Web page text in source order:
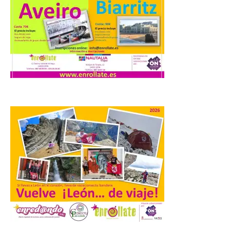
La agrupación zamorana
ha logrado una Medalla de
Honor con Distinción, el
segundo puesto en la
clasificación general y la
Mención de Honor a la mejor
La Térmica Cultural y La
Fábrica de Luz. Museo de
la Energía de Ponferrada
publican su agenda para
este fin de semana
7 Ago 2026